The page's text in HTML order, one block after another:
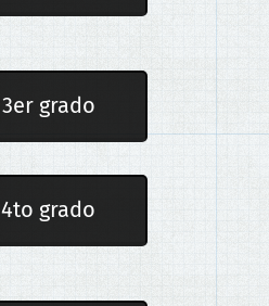
3er grado
4to grado